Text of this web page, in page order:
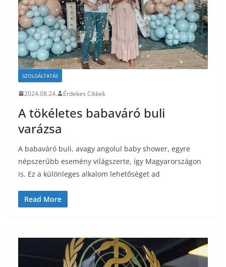
SZOLGÁLTATÁS
2024.08.24. Érdekes Cikkek
A tökéletes babaváró buli
varázsa
A babaváró buli, avagy angolul baby shower, egyre
népszerűbb esemény világszerte, így Magyarországon
is. Ez a különleges alkalom lehetőséget ad
Read More